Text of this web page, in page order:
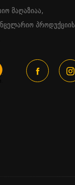
მაღაზიაა,
პროდუქციის